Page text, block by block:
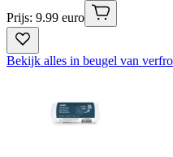
Prijs: 9.99 euro
Bekijk alles in beugel van